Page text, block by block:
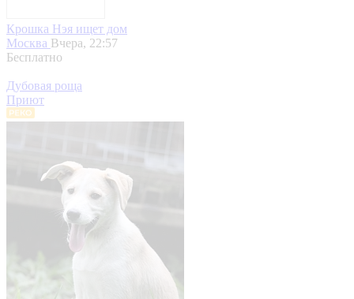
Крошка Нэя ищет дом
Москва Вчера, 22:57
Бесплатно
Дубовая роща
Приют